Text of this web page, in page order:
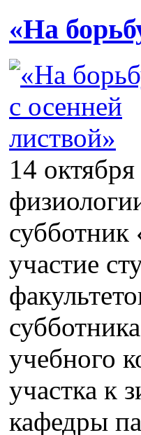
«На
14
субботник
участие
учебного
участка к
кафедры